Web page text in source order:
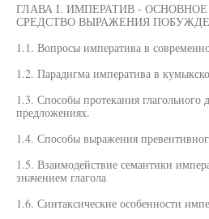
ГЛАВА I. ИМПЕРАТИВ -
СРЕДСТВО ВЫРАЖЕНИЯ
1.1. Вопросы императива в
1.2. Парадигма императива в
1.3. Способы протекания
предложениях.
1.4. Способы выражения
1.5. Взаимодействие семантики
значением глагола
1.6. Синтаксические особенности